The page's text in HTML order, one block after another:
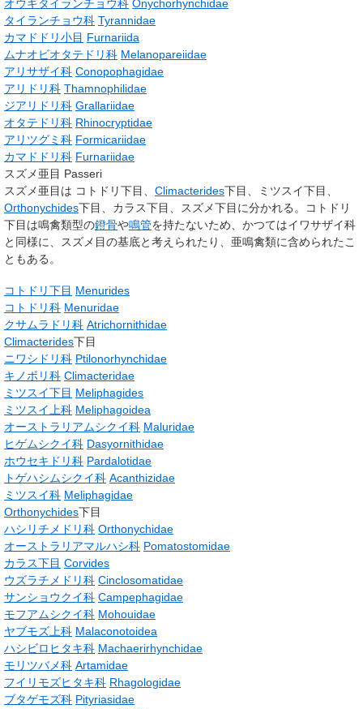
オウギタイランチョウ科 Onychorhynchidae
タイランチョウ科 Tyrannidae
カマドドリ小目 Furnariida
ムナオビオタテドリ科 Melanopareiidae
アリサザイ科 Conopophagidae
アリドリ科 Thamnophilidae
ジアリドリ科 Grallariidae
オタテドリ科 Rhinocryptidae
アリツグミ科 Formicariidae
カマドドリ科 Furnariidae
スズメ亜目 Passeri
スズメ亜目は コトドリ下目、 Climacterides下目、ミツスイ下目、
Orthonychides下目、カラス下目、スズメ下目に分かれる。コトドリ
下目は鳴禽類型の鐙骨や鳴管を持たないため、かつてはイワサザイ科
と同様に、スズメ目の基底と考えられたり、亜鳴禽類に含められたこ
ともある。
コトドリ下目 Menurides
コトドリ科 Menuridae
クサムラドリ科 Atrichornithidae
Climacterides下目
ニワシドリ科 Ptilonorhynchidae
キノボリ科 Climacteridae
ミツスイ下目 Meliphagides
ミツスイ上科 Meliphagoidea
オーストラリアムシクイ科 Maluridae
ヒゲムシクイ科 Dasyornithidae
ホウセキドリ科 Pardalotidae
トゲハシムシクイ科 Acanthizidae
ミツスイ科 Meliphagidae
Orthonychides下目
ハシリチメドリ科 Orthonychidae
オーストラリアマルハシ科 Pomatostomidae
カラス下目 Corvides
ウズラチメドリ科 Cinclosomatidae
サンショウクイ科 Campephagidae
モフアムシクイ科 Mohouidae
ヤブモズ上科 Malaconotoidea
ハシビロヒタキ科 Machaerirhynchidae
モリツバメ科 Artamidae
フイリモズヒタキ科 Rhagologidae
ブタゲモズ科 Pityriasidae